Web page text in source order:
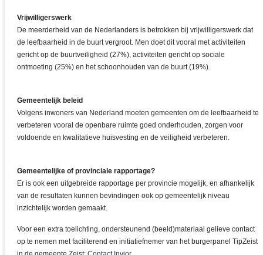
Vrijwilligerswerk
De meerderheid van de Nederlanders is betrokken bij vrijwilligerswerk dat
de leefbaarheid in de buurt vergroot. Men doet dit vooral met activiteiten
gericht op de buurtveiligheid (27%), activiteiten gericht op sociale
ontmoeting (25%) en het schoonhouden van de buurt (19%).
Gemeentelijk beleid
Volgens inwoners van Nederland moeten gemeenten om de leefbaarheid te
verbeteren vooral de openbare ruimte goed onderhouden, zorgen voor
voldoende en kwalitatieve huisvesting en de veiligheid verbeteren.
Gemeentelijke of provinciale rapportage?
Er is ook een uitgebreide rapportage per provincie mogelijk, en afhankelijk
van de resultaten kunnen bevindingen ook op gemeentelijk niveau
inzichtelijk worden gemaakt.
Voor een extra toelichting, ondersteunend (beeld)materiaal gelieve contact
op te nemen met faciliterend en initiatiefnemer van het burgerpanel TipZeist